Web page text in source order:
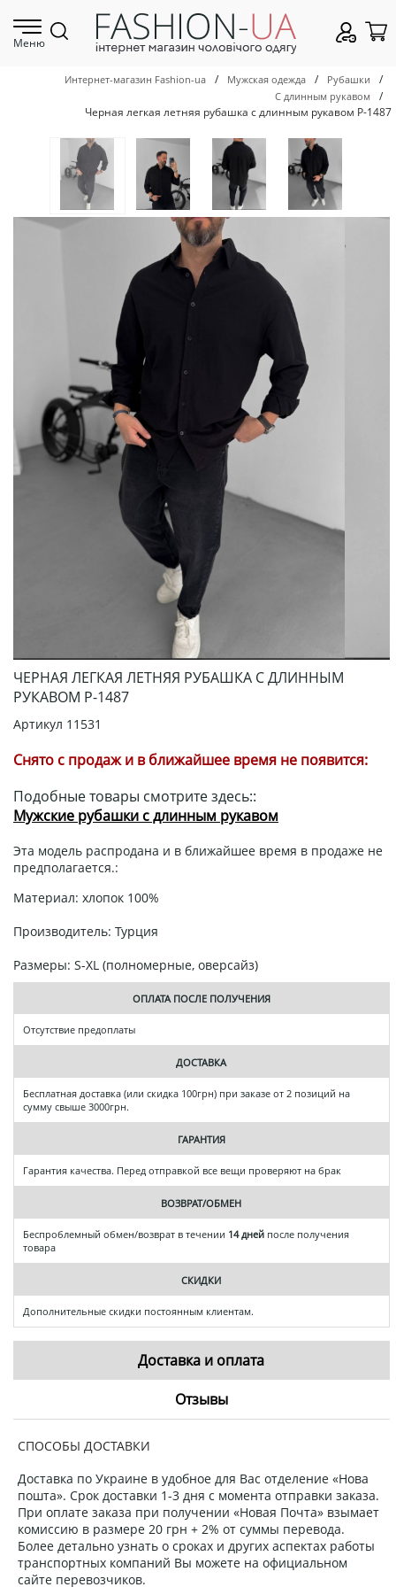
Меню
Интернет-магазин Fashion-ua / Мужская одежда / Рубашки /
С длинным рукавом
/
Черная легкая летняя рубашка с длинным рукавом Р-1487
ЧЕРНАЯ ЛЕГКАЯ ЛЕТНЯЯ РУБАШКА С ДЛИННЫМ
РУКАВОМ Р-1487
Артикул 11531
Снято с продаж и в ближайшее время не появится:
Подобные товары смотрите здесь::
Мужские рубашки с длинным рукавом
Эта модель распродана и в ближайшее время в продаже не
предполагается.:
Материал: хлопок 100%
Производитель: Турция
Размеры: S-XL (полномерные, оверсайз)
ОПЛАТА ПОСЛЕ ПОЛУЧЕНИЯ
Отсутствие предоплаты
ДОСТАВКА
Бесплатная доставка (или скидка 100грн) при заказе от 2 позиций на
сумму свыше 3000грн.
ГАРАНТИЯ
Гарантия качества. Перед отправкой все вещи проверяют на брак
ВОЗВРАТ/ОБМЕН
Беспроблемный обмен/возврат в течении 14 дней после получения
товара
СКИДКИ
Дополнительные скидки постоянным клиентам.
Доставка и оплата
Отзывы
СПОСОБЫ ДОСТАВКИ
Доставка по Украине в удобное для Вас отделение «Нова
пошта». Срок доставки 1-3 дня с момента отправки заказа.
При оплате заказа при получении «Новая Почта» взымает
комиссию в размере 20 грн + 2% от суммы перевода.
Более детально узнать о сроках и других аспектах работы
транспортных компаний Вы можете на официальном
сайте перевозчиков.